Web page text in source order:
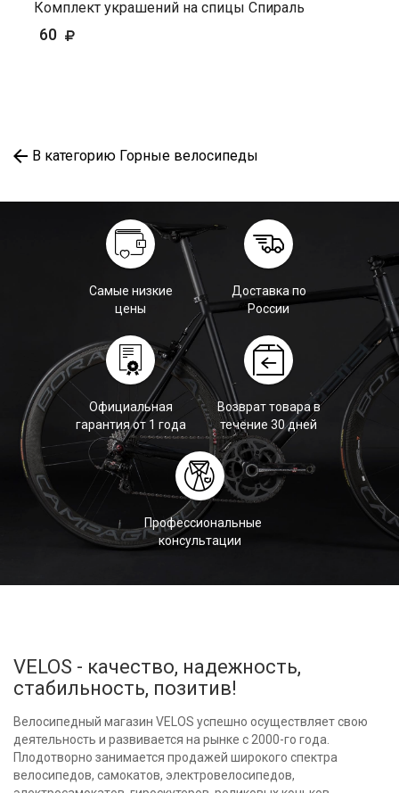
Комплект украшений на спицы Спираль
60
В категорию Горные велосипеды
Самые низкие
цены
Доставка по
России
Официальная
гарантия от 1 года
Возврат товара в
течение 30 дней
Профессиональные
консультации
VELOS - качество, надежность,
стабильность, позитив!
Велосипедный магазин VELOS успешно осуществляет свою
деятельность и развивается на рынке с 2000-го года.
Плодотворно занимается продажей широкого спектра
велосипедов, самокатов, электровелосипедов,